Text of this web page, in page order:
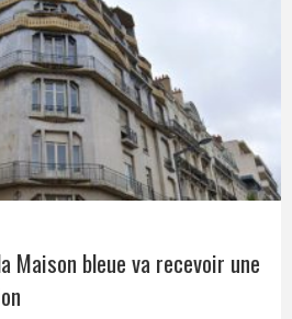
Maison bleue va recevoir une